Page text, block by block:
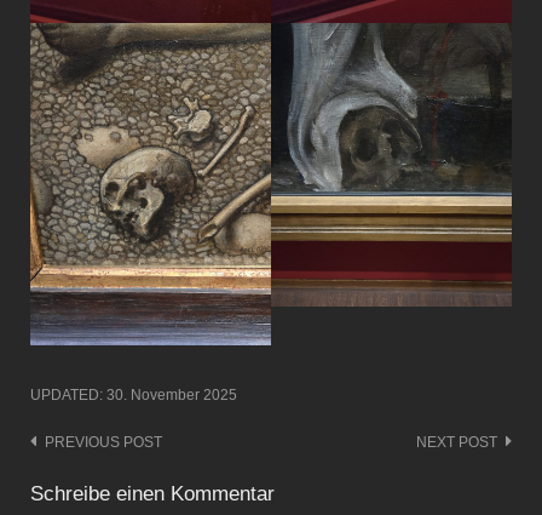
UPDATED: 30. November 2025
Post
PREVIOUS POST NEXT POST
Schreibe einen Kommentar